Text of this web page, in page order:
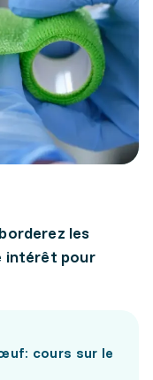
les
intérêt pour
cours sur le